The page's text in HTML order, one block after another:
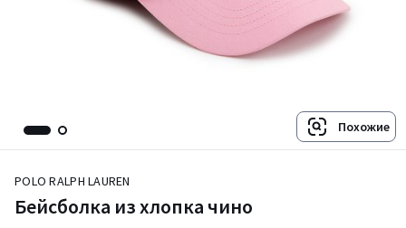
Похожие
POLO RALPH LAUREN
Бейсболка из хлопка чино